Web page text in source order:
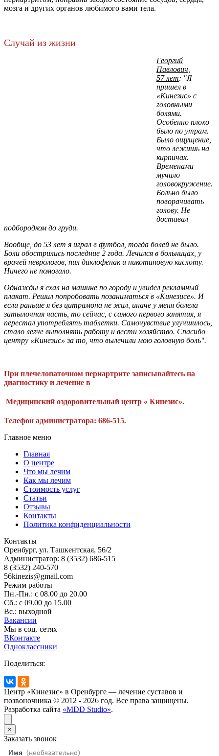
мозга и других органов любимого вами тела.
Случай из жизни
Георгий
Павлович,
57 лет: "Я
пришел в
«Кинезис» с
головными
болями.
Особенно плохо
было по утрам.
Было ощущение,
что лежишь на
кирпичах.
Временами
мучило
головокружение.
Больно было
поворачивать
голову. Не
доставал
подбородком до груди.
Вообще, до 53 лет я играл в футбол, тогда болей не было.
Боли обострились последние 2 года. Лечился в больницах, у
врачей неврологов, пил диклофенак и никотиновую кислоту.
Ничего не помогало.
Однажды я ехал на машине по городу и увидел рекламный
плакат. Решил попробовать позаниматься в «Кинезисе». И
если раньше я без цитрамона не жил, иначе у меня болела
затылочная часть, то сейчас, с самого первого занятия, я
перестал употреблять таблетки. Самочувствие улучшилось,
стало легче выполнять работу и вести хозяйство. Спасибо
центру «Кинезис» за то, что вылечили мою головную боль".
При плечелопаточном периартрите записывайтесь на
диагностику и лечение в
Медицинский оздоровительный центр « Кинезис».
Телефон администратора: 686-515.
Главное меню
Главная
О центре
Что мы лечим
Как мы лечим
Стоимость услуг
Статьи
Отзывы
Контакты
Политика конфиденциальности
Контакты
Оренбург, ул. Ташкентская, 56/2
Администратор: 8 (3532) 686-515
8 (3532) 240-570
56kinezis@gmail.com
Режим работы
Пн.-Пн.: с 08.00 до 20.00
Сб.: с 09.00 до 15.00
Вс.: выходной
Вакансии
Мы в соц. сетях
ВКонтакте
Одноклассники
Поделиться:
Центр «Кинезис» в Оренбурге — лечение суставов и
позвоночника © 2012 - 2026 год. Все права защищены.
Разработка сайта «MDD Studio».
×
Заказать звонок
Имя (необязательно)